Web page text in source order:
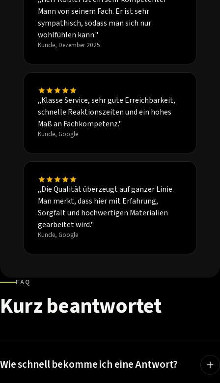
Mann von seinem Fach. Er ist sehr
sympathisch, sodass man sich nur
wohlfühlen kann."
Kunde, Dezember 2025
„Klasse Service, sehr gute Erreichbarkeit,
schnelle Reaktionszeiten und ein hohes
Maß an Fachkompetenz."
Kunde, Google
„Die Qualität überzeugt auf ganzer Linie.
Man merkt, dass hier mit Erfahrung,
Sorgfalt und hochwertigen Materialien
gearbeitet wird."
Kunde, Google
FAQ
Kurzbeantwortet
Wie schnell bekomme ich eine Antwort?